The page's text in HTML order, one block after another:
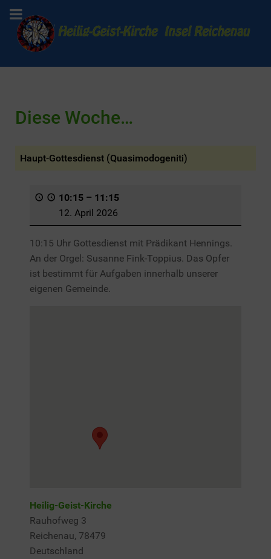
Diese Woche…
Haupt-Gottesdienst (Quasimodogeniti)
10:15 – 11:15
12. April 2026
10:15 Uhr Gottesdienst mit Prädikant Hennings.
An der Orgel: Susanne Fink-Toppius. Das Opfer
ist bestimmt für Aufgaben innerhalb unserer
eigenen Gemeinde.
Heilig-Geist-Kirche
Rauhofweg 3
Reichenau, 78479
Deutschland